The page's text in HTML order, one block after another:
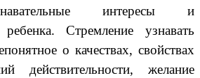
интересы и
ребенка. Стремление узнавать
о качествах, свойствах
действительности, желание